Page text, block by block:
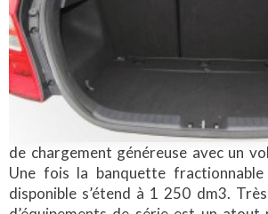
de chargement généreuse avec un
Une fois la banquette fractionnable
disponible s’étend à 1 250 dm3.